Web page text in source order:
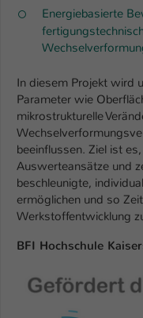
Energiebasierte
In diesem Projekt wird
Parameter wie
mikrostrukturelle
beeinflussen. Ziel ist
Auswerteansätze und
beschleunigte,
ermöglichen und so
Werkstoffentwicklung
BFI Hochschule